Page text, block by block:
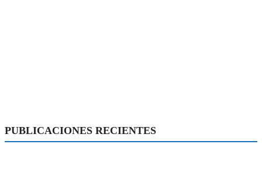
PUBLICACIONES RECIENTES